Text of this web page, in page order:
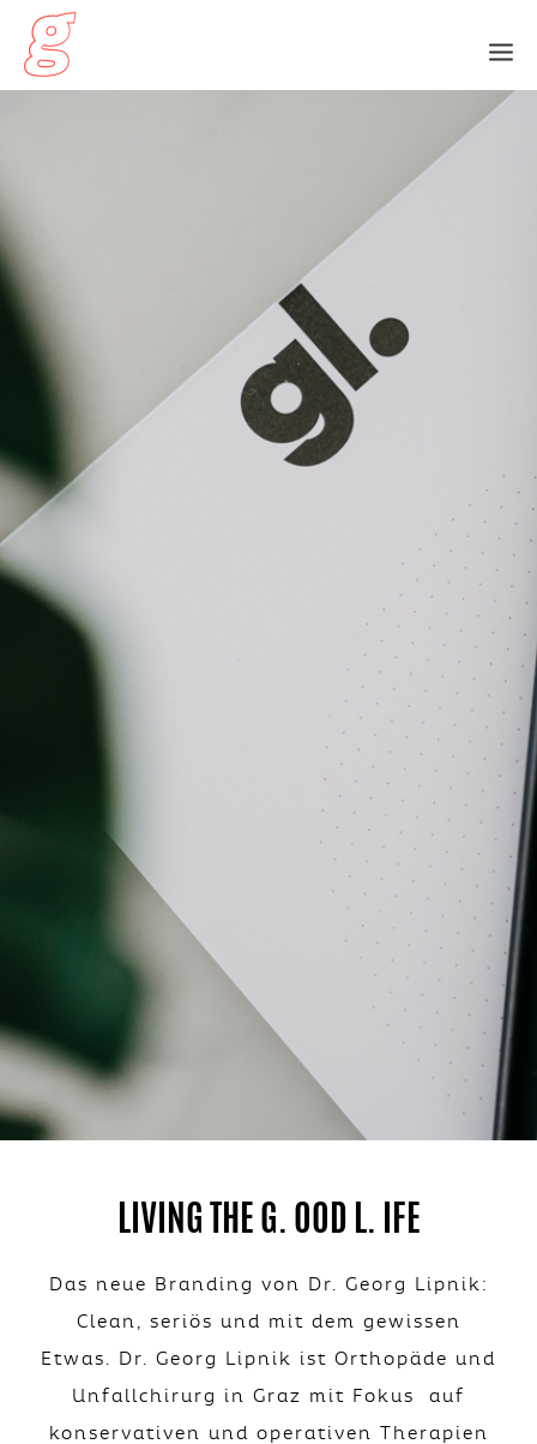
LIVING THE G. OOD L. IFE
Das neue Branding von Dr. Georg Lipnik:
Clean, seriös und mit dem gewissen
Etwas. Dr. Georg Lipnik ist Orthopäde und
Unfallchirurg in Graz mit Fokus auf
konservativen und operativen Therapien